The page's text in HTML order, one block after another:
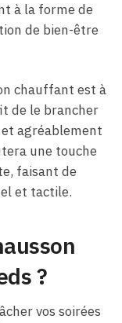
à la forme de
de bien-être
chauffant est à
de le brancher
agréablement
une touche
faisant de
et tactile.
?
vos soirées